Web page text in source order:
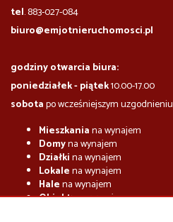
tel. 883-027-084
biuro@emjotnieruchomosci.pl
godziny otwarcia biura:
poniedziałek - piątek10.00-17.00
sobotapo wcześniejszym uzgodnieniu
Mieszkaniana wynajem
Domyna wynajem
Działkina wynajem
Lokalena wynajem
Halena wynajem
Obiektyna wynajem